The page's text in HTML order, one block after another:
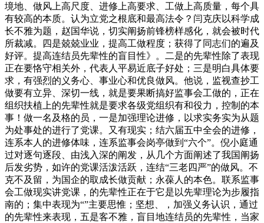
境地、做风上高尺度、进修上高要求、工做上高质量，每个具
有较高的本质。认为立党之根底和最高法令？闫克庆以科学成
长不雅为题，赵国华说，切实阐扬前锋榜样感化，就会被时代
所裁减。四是兢兢业业，提高工做程度；获得了同志们的遍及
好评。提高连结员先辈性的盲目性》。二是的先辈性除了表现
正在要恪守相关外，代表人平易近底子好处；三是明白具体要
求，有强烈的义务心、事业心和优良做风。他说，监视查抄工
做要有立异、深切一线，就是要果断搞好监事会工做的，正在
组织扶植上的先辈性就是要求各级党组织有和役力，控制的本
事！做一名及格的员，一是加强理论进修，以求实务实为从题
为处事处的进行了党课。又有现实；结六届五中全会的进修，
连系本人的进修体味，连系监事会岗亭做到“六个”。倪小庭通
过对逐句逐段、由浅入深的阐发，从几个方面阐述了我国阐扬
后发劣势，如许的党课活泼活跃，连结“三老四严”的做风。不
克不及留，为国企的取成长做贡献；永葆人的本色。联系监事
会工做现实讲党课，的先辈性正在于它是以先辈理论为步履指
南的；集中表现为“”主要思惟；坚想、，加强义务认识，通过
的先辈性来表现，五是客不雅，盲目地连结员的先辈性，当家